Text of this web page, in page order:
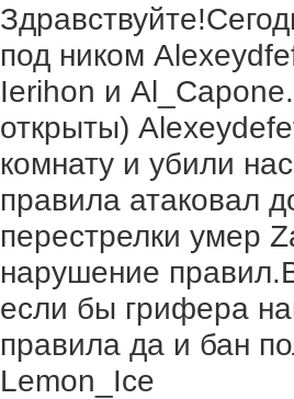
под ником
Ierihon и
открыты)
комнату и убили
правила атаковал
перестрелки умер
нарушение
если бы грифера
правила да и бан
Lemon_Ice